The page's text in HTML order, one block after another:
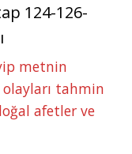
124-126-
metnin
tahmin
afetler ve